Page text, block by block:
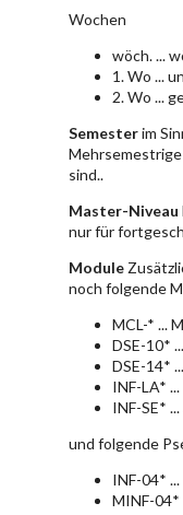
Wochen
wöch. ...
1. Wo ...
2. Wo ...
Semesterim
sind..
Master-Niveau
nur für
Module
noch folgende
MCL-* ...
DSE-10*
DSE-14*
INF-LA*
INF-SE*
und folgende
INF-04*
MINF-04*